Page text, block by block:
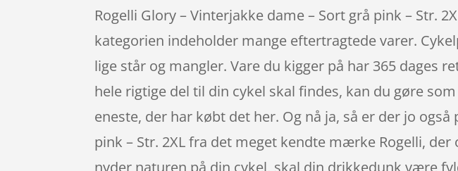
Rogelli Glory – Vinterjakke dame – Sort grå pink – Str.
kategorien indeholder mange eftertragtede varer.
lige står og mangler. Vare du kigger på har 365 dages
hele rigtige del til din cykel skal findes, kan du gøre
eneste, der har købt det her. Og nå ja, så er der jo
pink – Str. 2XL fra det meget kendte mærke Rogelli,
nyder naturen på din cykel, skal din drikkedunk være